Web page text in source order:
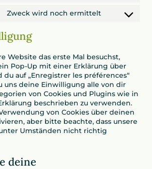
service
Zweck wird noch ermittelt
Consent
Website das erste Mal besuchst,
Pop-Up mit einer Erklärung über
du auf „Enregistrer les préférences“
uns deine Einwilligung alle von dir
von Cookies und Plugins wie in
beschrieben zu verwenden.
von Cookies über deinen
aber bitte beachte, dass unsere
Umständen nicht richtig
deine